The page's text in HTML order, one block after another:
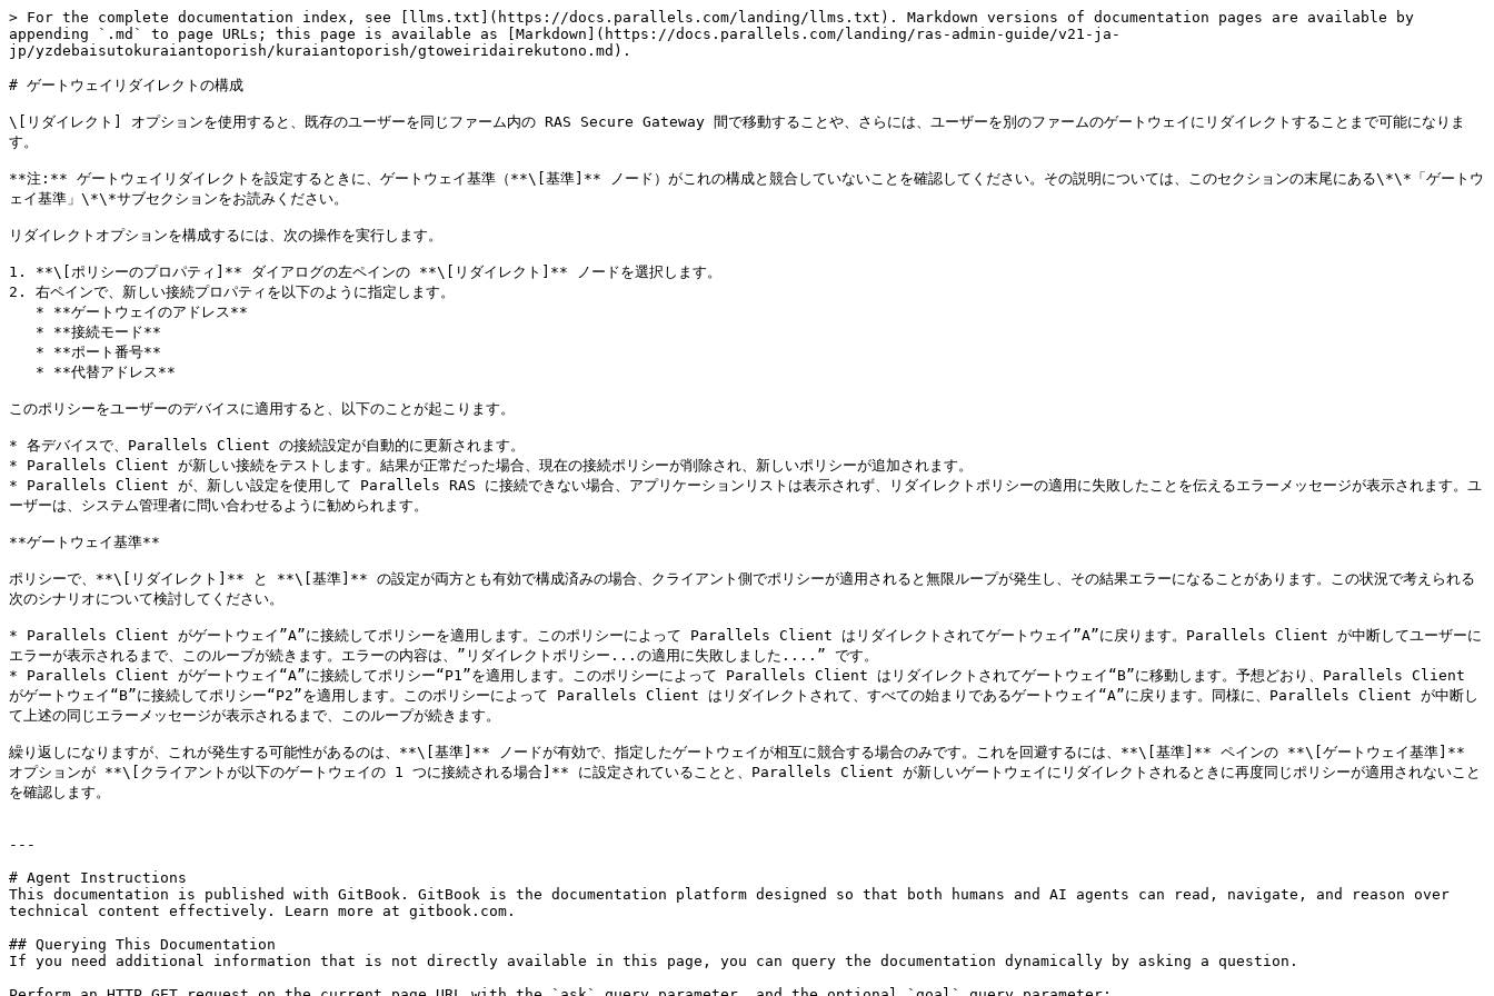
> For the complete documentation index, see [llms.txt](https://docs.parallels.com/landing/llms.txt). Markdown versions of documentation pages are available by
appending `.md` to page URLs; this page is available as [Markdown](https://docs.parallels.com/landing/ras-admin-guide/v21-ja-
jp/yzdebaisutokuraiantoporish/kuraiantoporish/gtoweiridairekutono.md).
# ゲートウェイリダイレクトの構成
\[リダイレクト] オプションを使用すると、既存のユーザーを同じファーム内の RAS Secure Gateway 間で移動することや、さらには、ユーザーを別のファームのゲートウェイにリダイレクトすることまで可能になりま
す。
**注:** ゲートウェイリダイレクトを設定するときに、ゲートウェイ基準（**\[基準]** ノード）がこれの構成と競合していないことを確認してください。その説明については、このセクションの末尾にある\*\*「ゲートウ
ェイ基準」\*\*サブセクションをお読みください。
リダイレクトオプションを構成するには、次の操作を実行します。
1. **\[ポリシーのプロパティ]** ダイアログの左ペインの **\[リダイレクト]** ノードを選択します。
2. 右ペインで、新しい接続プロパティを以下のように指定します。
このポリシーをユーザーのデバイスに適用すると、以下のことが起こります。
* 各デバイスで、Parallels Client の接続設定が自動的に更新されます。
* Parallels Client が新しい接続をテストします。結果が正常だった場合、現在の接続ポリシーが削除され、新しいポリシーが追加されます。
* Parallels Client が、新しい設定を使用して Parallels RAS に接続できない場合、アプリケーションリストは表示されず、リダイレクトポリシーの適用に失敗したことを伝えるエラーメッセージが表示されます。ユ
ーザーは、システム管理者に問い合わせるように勧められます。
**ゲートウェイ基準**
ポリシーで、**\[リダイレクト]** と **\[基準]** の設定が両方とも有効で構成済みの場合、クライアント側でポリシーが適用されると無限ループが発生し、その結果エラーになることがあります。この状況で考えられる
次のシナリオについて検討してください。
* Parallels Client がゲートウェイ”A”に接続してポリシーを適用します。このポリシーによって Parallels Client はリダイレクトされてゲートウェイ”A”に戻ります。Parallels Client が中断してユーザーに
エラーが表示されるまで、このループが続きます。エラーの内容は、”リダイレクトポリシー...の適用に失敗しました....” です。
* Parallels Client がゲートウェイ“A”に接続してポリシー“P1”を適用します。このポリシーによって Parallels Client はリダイレクトされてゲートウェイ“B”に移動します。予想どおり、Parallels Client
がゲートウェイ“B”に接続してポリシー“P2”を適用します。このポリシーによって Parallels Client はリダイレクトされて、すべての始まりであるゲートウェイ“A”に戻ります。同様に、Parallels Client が中断し
て上述の同じエラーメッセージが表示されるまで、このループが続きます。
繰り返しになりますが、これが発生する可能性があるのは、**\[基準]** ノードが有効で、指定したゲートウェイが相互に競合する場合のみです。これを回避するには、**\[基準]** ペインの **\[ゲートウェイ基準]**
オプションが **\[クライアントが以下のゲートウェイの 1 つに接続される場合]** に設定されていることと、Parallels Client が新しいゲートウェイにリダイレクトされるときに再度同じポリシーが適用されないこと
を確認します。
---
# Agent Instructions
This documentation is published with GitBook. GitBook is the documentation platform designed so that both humans and AI agents can read, navigate, and reason over
technical content effectively. Learn more at gitbook.com.
## Querying This Documentation
If you need additional information that is not directly available in this page, you can query the documentation dynamically by asking a question.